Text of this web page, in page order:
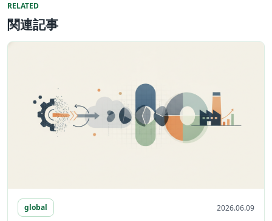
RELATED
関連記事
global 2026.06.09